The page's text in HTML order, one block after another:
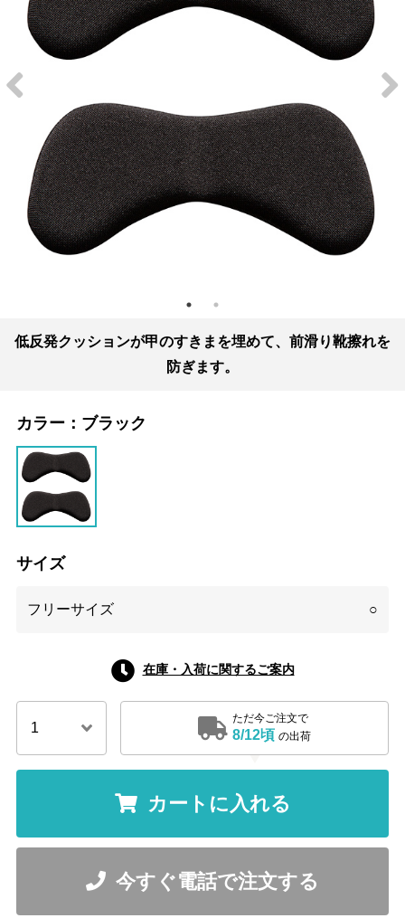
低反発クッションが甲のすきまを埋めて、前滑り靴擦れを
防ぎます。
カラー： ブラック
サイズ
フリーサイズ ○
在庫・入荷に関するご案内
ただ今ご注文で
8/12頃 の出荷
カートに入れる
今すぐ電話で注文する